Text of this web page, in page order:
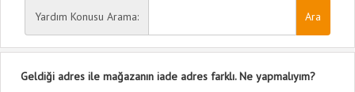
Yardım Konusu Arama:
Geldiği adres ile mağazanın iade adres farklı. Ne yapmalıyım?